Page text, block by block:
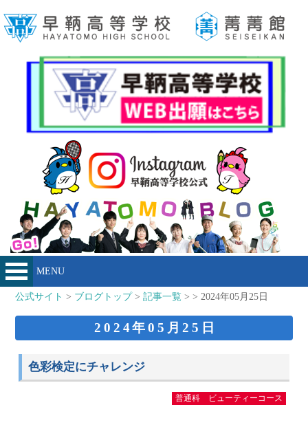
MENU
公式サイト > ブログトップ>記事一覧 > > 2024年05月25日
2024年05月25日
色彩検定にチャレンジ
普通科 ビューティーコース